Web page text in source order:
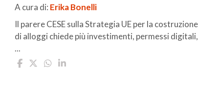
A cura di: Erika Bonelli
Il parere CESE sulla Strategia UE per la costruzione
di alloggi chiede più investimenti, permessi digitali,
...